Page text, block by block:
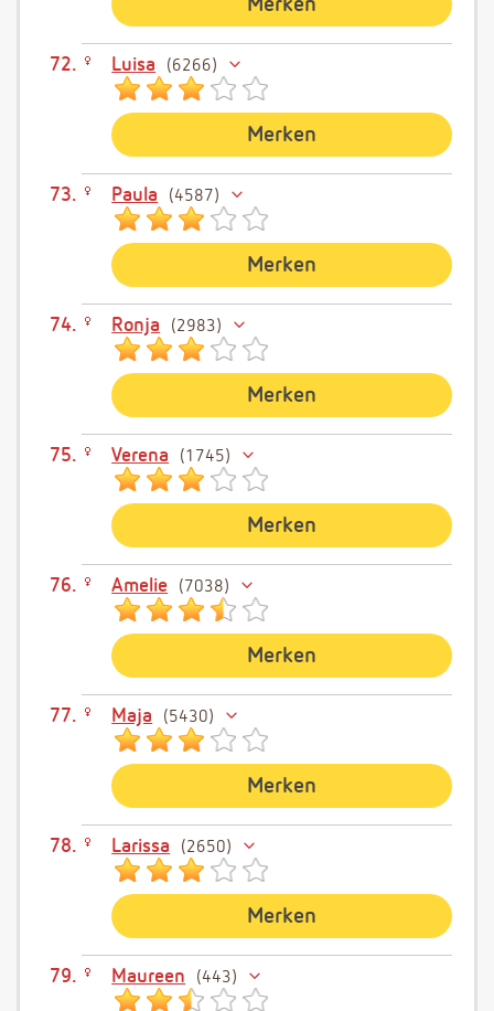
Merken
Luisa 6266
Merken
Paula 4587
Merken
Ronja 2983
Merken
Verena 1745
Merken
Amelie 7038
Merken
Maja 5430
Merken
Larissa 2650
Merken
Maureen 443